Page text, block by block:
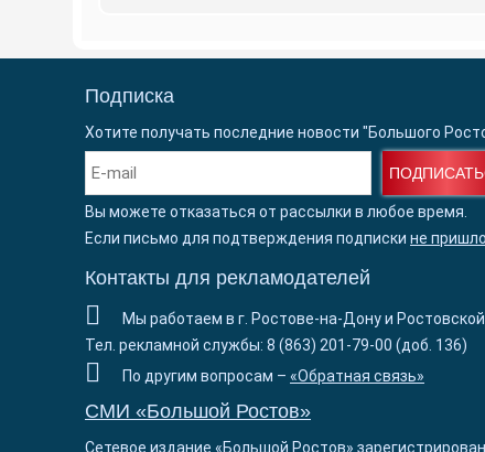
Подписка
Хотите получать последние новости "Большого
Вы можете отказаться от рассылки в любое время.
Если письмо для подтверждения подписки не пришло
Контакты для рекламодателей
Мы работаем в г. Ростове-на-Дону и
Тел. рекламной службы: 8 (863) 201-79-00 (доб. 136)
По другим вопросам – «Обратная связь»
СМИ «Большой Ростов»
Сетевое издание «Большой Ростов»